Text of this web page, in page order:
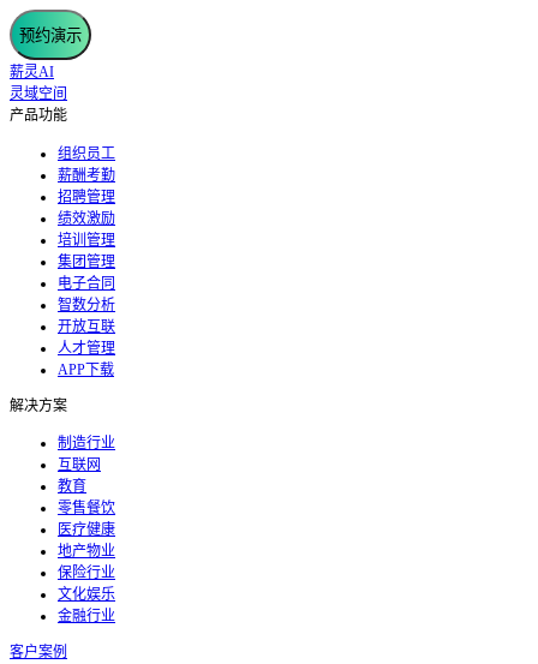
预约演示
薪灵AI
灵域空间
产品功能
组织员工
薪酬考勤
招聘管理
绩效激励
培训管理
集团管理
电子合同
智数分析
开放互联
人才管理
APP下载
解决方案
制造行业
互联网
教育
零售餐饮
医疗健康
地产物业
保险行业
文化娱乐
金融行业
客户案例